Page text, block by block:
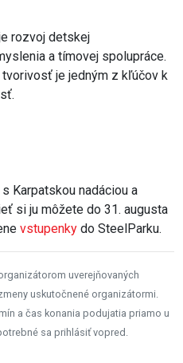
rozvoj detskej
a tímovej spolupráce.
je jedným z kľúčov k
Karpatskou nadáciou a
si ju môžete do 31. augusta
vstupenky do SteelParku.
uverejňovaných
uskutočnené organizátormi.
a čas konania podujatia priamo u
sa prihlásiť vopred.